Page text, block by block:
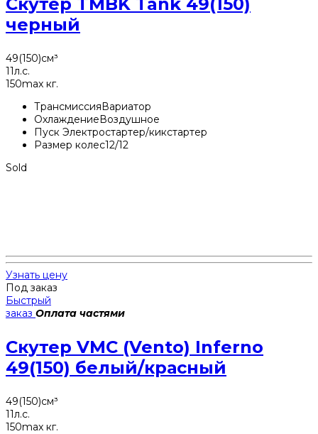
черный
49(150)см³
11л.с.
150max кг.
ТрансмиссияВариатор
ОхлаждениеВоздушное
Пуск Электростартер/кикстартер
Размер колес12/12
Sold
Узнать цену
Под заказ
Быстрый
заказ Оплата частями
Скутер VMC (Vento) Inferno
49(150) белый/красный
49(150)см³
11л.с.
150max кг.